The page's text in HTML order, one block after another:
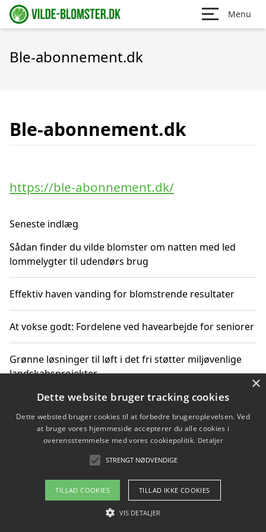
Menu
Ble-abonnement.dk
Ble-abonnement.dk
https://ble-abonnement.dk/
Seneste indlæg
Sådan finder du vilde blomster om natten med led
lommelygter til udendørs brug
Effektiv haven vanding for blomstrende resultater
At vokse godt: Fordelene ved havearbejde for seniorer
Grønne løsninger til løft i det fri støtter miljøvenlige
landskabsprojekter
Gør haven til et frirum for familien og naturen
Copyright 2026 - Pilanto Aps
Om / kontakt
Blog Betingelser
×
Dette website bruger tracking cookies
Dette websted bruger cookies til at forbedre brugeroplevelsen. Ved
at bruge vores hjemmeside accepterer du alle cookies i
overensstemmelse med vores cookiepolitik. Detaljer
STRENGT NØDVENDIGE
TILLAD COOKIES TILLAD IKKE COOKIES
VIS DETALJER